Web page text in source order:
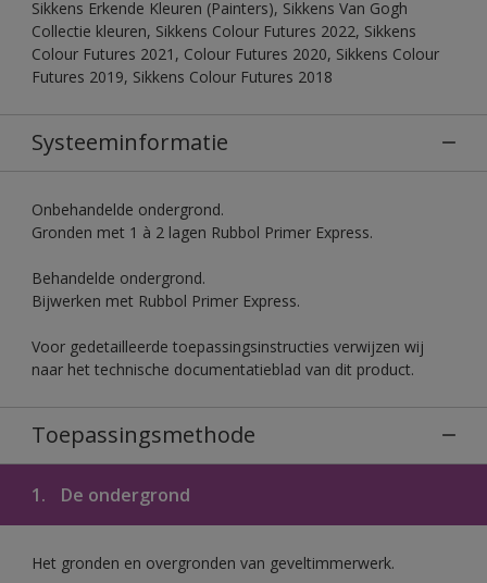
Sikkens Erkende Kleuren (Painters), Sikkens Van Gogh
Collectie kleuren, Sikkens Colour Futures 2022, Sikkens
Colour Futures 2021, Colour Futures 2020, Sikkens Colour
Futures 2019, Sikkens Colour Futures 2018
Systeeminformatie
Onbehandelde ondergrond.
Gronden met 1 à 2 lagen Rubbol Primer Express.
Behandelde ondergrond.
Bijwerken met Rubbol Primer Express.
Voor gedetailleerde toepassingsinstructies verwijzen wij
naar het technische documentatieblad van dit product.
Toepassingsmethode
1. De ondergrond
Het gronden en overgronden van geveltimmerwerk.